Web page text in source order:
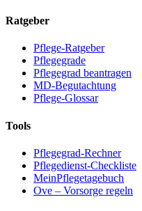
Ratgeber
Pflege-Ratgeber
Pflegegrade
Pflegegrad beantragen
MD-Begutachtung
Pflege-Glossar
Tools
Pflegegrad-Rechner
Pflegedienst-Checkliste
MeinPflegetagebuch
Ove – Vorsorge regeln